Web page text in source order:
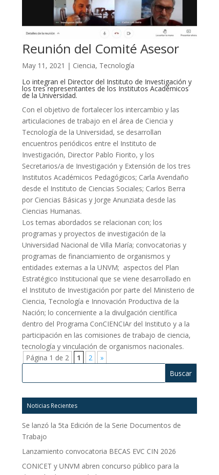
Reunión del Comité Asesor
May 11, 2021 | Ciencia, Tecnología
Lo integran el Director del Instituto de Investigación y
los tres representantes de los Institutos Académicos
de la Universidad.
Con el objetivo de fortalecer los intercambio y las
articulaciones de trabajo en el área de Ciencia y
Tecnología de la Universidad, se desarrollan
encuentros periódicos entre el Instituto de
Investigación, Director Pablo Fiorito, y los
Secretarios/a de Investigación y Extensión de los tres
Institutos Académicos Pedagógicos; Carla Avendaño
desde el Instituto de Ciencias Sociales; Carlos Berra
por Ciencias Básicas y Jorge Anunziata desde las
Ciencias Humanas.
Los temas abordados se relacionan con; los
programas y proyectos de investigación de la
Universidad Nacional de Villa María; convocatorias y
programas de financiamiento de organismos y
entidades externas a la UNVM; aspectos del Plan
Estratégico Institucional que se viene desarrollado en
el Instituto de Investigación por parte del Ministerio de
Ciencia, Tecnología e Innovación Productiva de la
Nación; lo concerniente a la divulgación científica
dentro del Programa ConCIENCIAr del Instituto y a la
participación en las comisiones de trabajo de ciencia,
tecnología y vinculación de organismos nacionales.
Página 1 de 2
1 2 »
Buscar:
Noticias Recientes
Se lanzó la 5ta Edición de la Serie Documentos de
Trabajo
Lanzamiento convocatoria BECAS EVC CIN 2026
CONICET y UNVM abren concurso público para la